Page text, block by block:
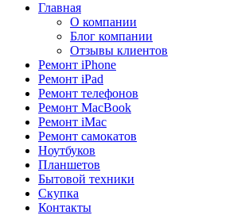
Главная
О компании
Блог компании
Отзывы клиентов
Ремонт iPhone
Ремонт iPad
Ремонт телефонов
Ремонт MacBook
Ремонт iMac
Ремонт самокатов
Ноутбуков
Планшетов
Бытовой техники
Скупка
Контакты